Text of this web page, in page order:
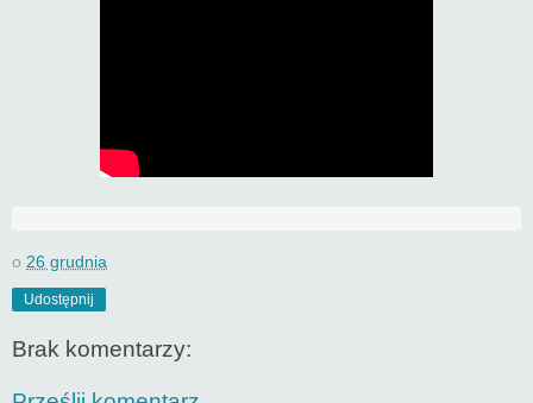
o 26 grudnia
Udostępnij
Brak komentarzy: